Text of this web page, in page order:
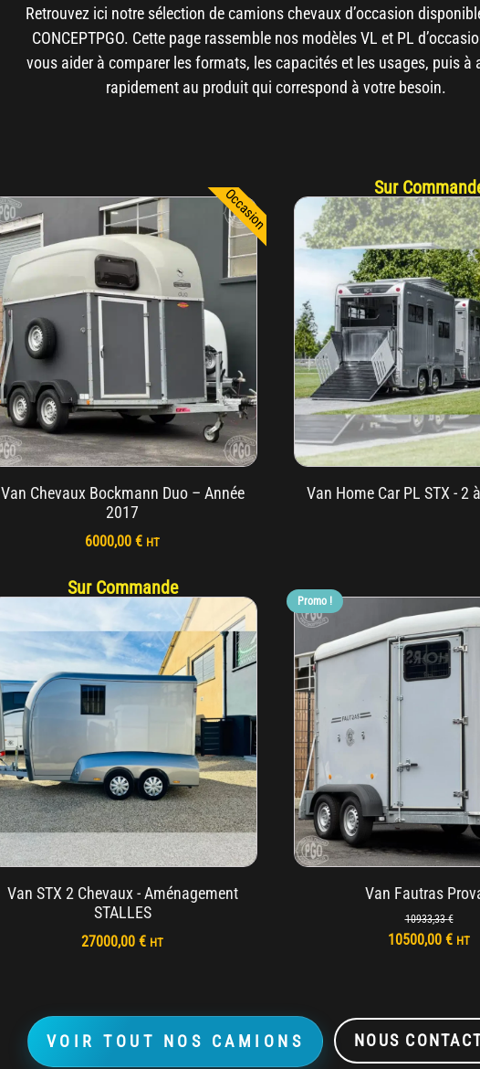
Retrouvez ici notre sélection de camions chevaux d’occasion
CONCEPTPGO. Cette page rassemble nos modèles VL et PL
vous aider à comparer les formats, les capacités et les usages, puis à
rapidement au produit qui correspond à votre besoin.
Van Chevaux Bockmann Duo – Année
2017
6000,00 € HT
Occasion
Van Home Car PL STX - 2
Sur
Van STX 2 Chevaux - Aménagement
STALLES
27000,00 € HT
Sur Commande
Promo !
Van Fautras
10933,33€
Le
10933,33 €.
10500,00 €Le
HT
VOIR TOUT NOS CAMIONS NOUS